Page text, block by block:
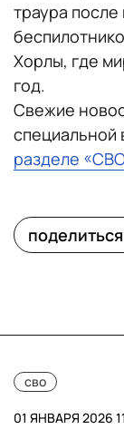
траура
Хорлы, где
год.
Свежие
специальной
разделе
поделиться
сво
01 ЯНВАРЯ 2026